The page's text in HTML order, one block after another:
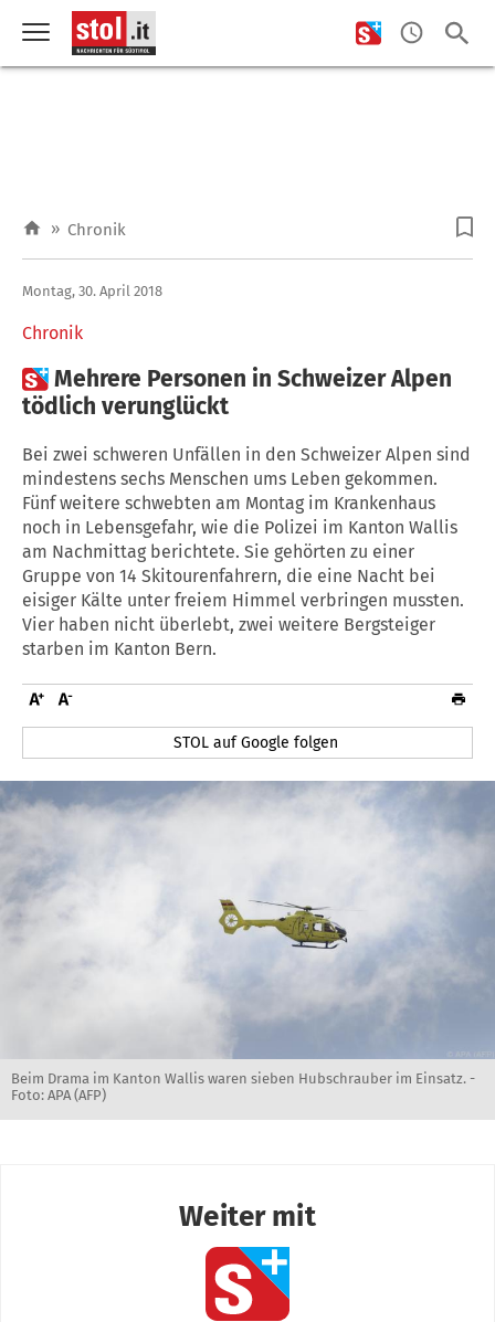
» Chronik
Chronik
Montag, 30. April 2018
Mehrere Personen in Schweizer Alpen
tödlich verunglückt
Bei zwei schweren Unfällen in den Schweizer Alpen sind
mindestens sechs Menschen ums Leben gekommen.
Fünf weitere schwebten am Montag im Krankenhaus
noch in Lebensgefahr, wie die Polizei im Kanton Wallis
am Nachmittag berichtete. Sie gehörten zu einer
Gruppe von 14 Skitourenfahrern, die eine Nacht bei
eisiger Kälte unter freiem Himmel verbringen mussten.
Vier haben nicht überlebt, zwei weitere Bergsteiger
starben im Kanton Bern.
STOL auf Google folgen
Beim Drama im Kanton Wallis waren sieben Hubschrauber im Einsatz. -
Foto: APA (AFP)